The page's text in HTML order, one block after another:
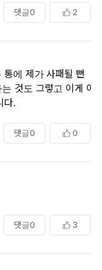
댓글0 2
에 제가 사패될 뻔
다.
댓글0 0
댓글0 3